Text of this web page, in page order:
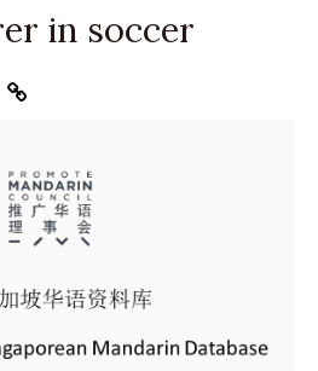
in soccer
Twitter
via Email
Share via Link